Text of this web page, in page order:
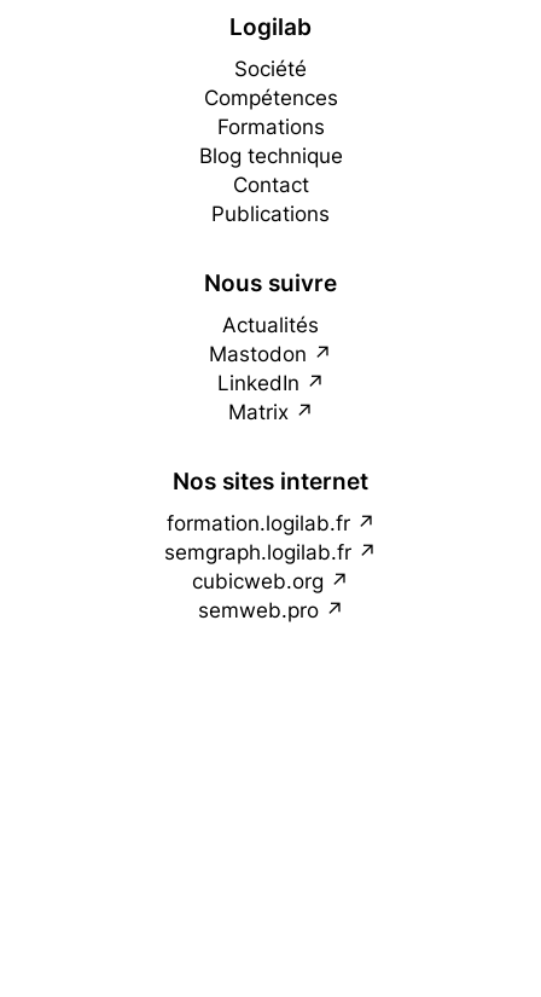
Logilab
Société
Compétences
Formations
Blog technique
Contact
Publications
Nous suivre
Actualités
Mastodon
LinkedIn
Matrix
Nos sites internet
formation.logilab.fr
semgraph.logilab.fr
cubicweb.org
semweb.pro